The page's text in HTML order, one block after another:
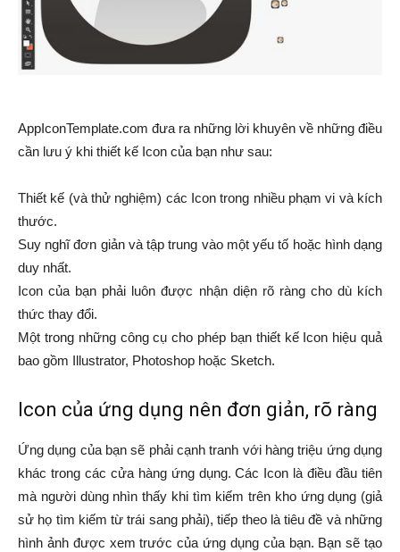
AppIconTemplate.com đưa ra những lời khuyên về những điều
cần lưu ý khi thiết kế Icon của bạn như sau:
Thiết kế (và thử nghiệm) các Icon trong nhiều phạm vi và kích
thước.
Suy nghĩ đơn giản và tập trung vào một yếu tố hoặc hình dạng
duy nhất.
Icon của bạn phải luôn được nhận diện rõ ràng cho dù kích
thức thay đổi.
Một trong những công cụ cho phép bạn thiết kế Icon hiệu quả
bao gồm Illustrator, Photoshop hoặc Sketch.
Icon của ứng dụng nên đơn giản, rõ ràng
Ứng dụng của bạn sẽ phải cạnh tranh với hàng triệu ứng dụng
khác trong các cửa hàng ứng dụng. Các Icon là điều đầu tiên
mà người dùng nhìn thấy khi tìm kiếm trên kho ứng dụng (giả
sử họ tìm kiếm từ trái sang phải), tiếp theo là tiêu đề và những
hình ảnh được xem trước của ứng dụng của bạn. Bạn sẽ tạo